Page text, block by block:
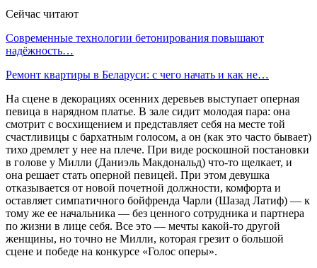
Сейчас читают
Современные технологии бетонирования повышают
надёжность…
Ремонт квартиры в Беларуси: с чего начать и как не…
На сцене в декорациях осенних деревьев выступает оперная
певица в нарядном платье. В зале сидит молодая пара: она
смотрит с восхищением и представляет себя на месте той
счастливицы с бархатным голосом, а он (как это часто бывает)
тихо дремлет у нее на плече. При виде роскошной постановки
в голове у Милли (Даниэль Макдональд) что-то щелкает, и
она решает стать оперной певицей. При этом девушка
отказывается от новой почетной должности, комфорта и
оставляет симпатичного бойфренда Чарли (Шазад Латиф) — к
тому же ее начальника — без ценного сотрудника и партнера
по жизни в лице себя. Все это — мечты какой-то другой
женщины, но точно не Милли, которая грезит о большой
сцене и победе на конкурсе «Голос оперы».